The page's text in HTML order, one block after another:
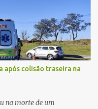
policial, a vítima relatou
ofendida com palavras de
Civil que mora
e humilhada com a
após colisão traseira na
na morte de um